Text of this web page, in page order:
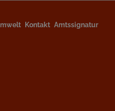
Kontakt Amtssignatur